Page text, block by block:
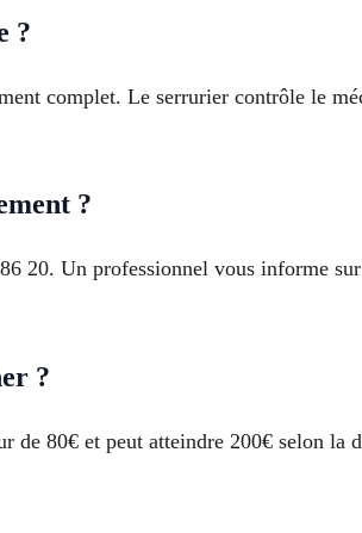
?
complet. Le serrurier contrôle le
?
20. Un professionnel vous informe
?
de 80€ et peut atteindre 200€ selon